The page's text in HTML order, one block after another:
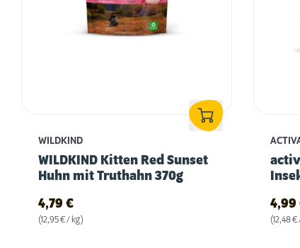
WILDKIND
WILDKIND Kitten Red Sunset
Huhn mit Truthahn 370g
4,79 €
(12,95 € / kg)
4,99
(12,48 €